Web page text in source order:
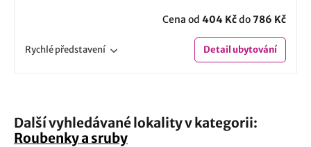
Cena od 404 Kčdo786 Kč
Rychlépředstavení Detailubytování
Další vyhledávané lokality v kategorii:
Roubenky a sruby